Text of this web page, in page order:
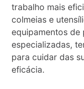
trabalho mais
colmeias e
equipamentos
especializadas,
para cuidar das
eficácia.